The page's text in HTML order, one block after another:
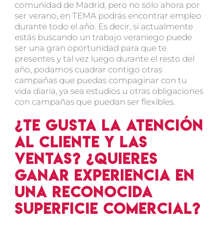
comunidad de Madrid, pero no sólo ahora por
ser verano, en TEMA podrás encontrar empleo
durante todo el año. Es decir, si actualmente
estás buscando un trabajo veraniego puede
ser una gran oportunidad para que te
presentes y tal vez luego durante el resto del
año, podamos cuadrar contigo otras
campañas que puedas compaginar con tu
vida diaria, ya sea estudios u otras obligaciones
con campañas que puedan ser flexibles.
¿Te gusta la atención
al cliente y las
ventas? ¿Quieres
ganar experiencia en
una reconocida
superficie comercial?